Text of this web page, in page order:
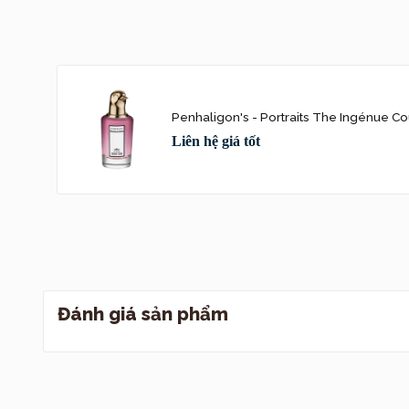
Penhaligon's - Portraits The Ingénue
Liên hệ giá tốt
Đánh giá sản phẩm